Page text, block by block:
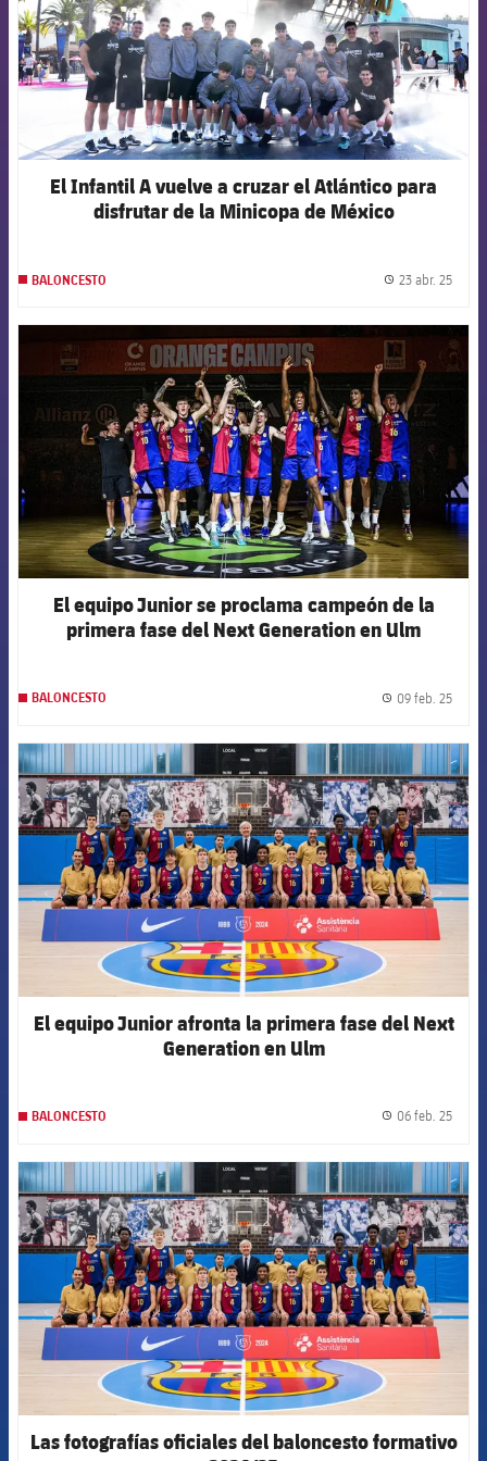
El Infantil A vuelve a cruzar el Atlántico para
disfrutar de la Minicopa de México
BALONCESTO 23 abr. 25
FCB Barcelona badge
El equipo Junior se proclama campeón de la
primera fase del Next Generation en Ulm
BALONCESTO 09 feb. 25
FCB Barcelona badge
El equipo Junior afronta la primera fase del Next
Generation en Ulm
BALONCESTO 06 feb. 25
FCB Barcelona badge
Las fotografías oficiales del baloncesto formativo